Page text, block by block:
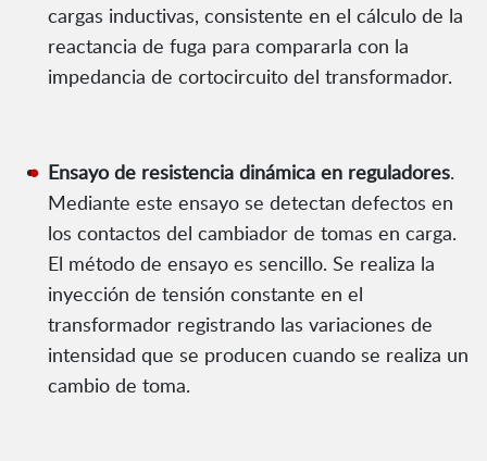
cargas inductivas, consistente en el cálculo de la
reactancia de fuga para compararla con la
impedancia de cortocircuito del transformador.
Ensayo de resistencia dinámica en reguladores.
Mediante este ensayo se detectan defectos en
los contactos del cambiador de tomas en carga.
El método de ensayo es sencillo. Se realiza la
inyección de tensión constante en el
transformador registrando las variaciones de
intensidad que se producen cuando se realiza un
cambio de toma.